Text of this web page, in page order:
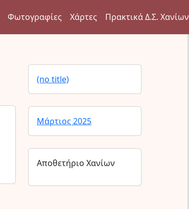
Φωτογραφίες Χάρτες Πρακτικά Δ.Σ. Χανίων
(no title)
Μάρτιος 2025
Αποθετήριο Χανίων